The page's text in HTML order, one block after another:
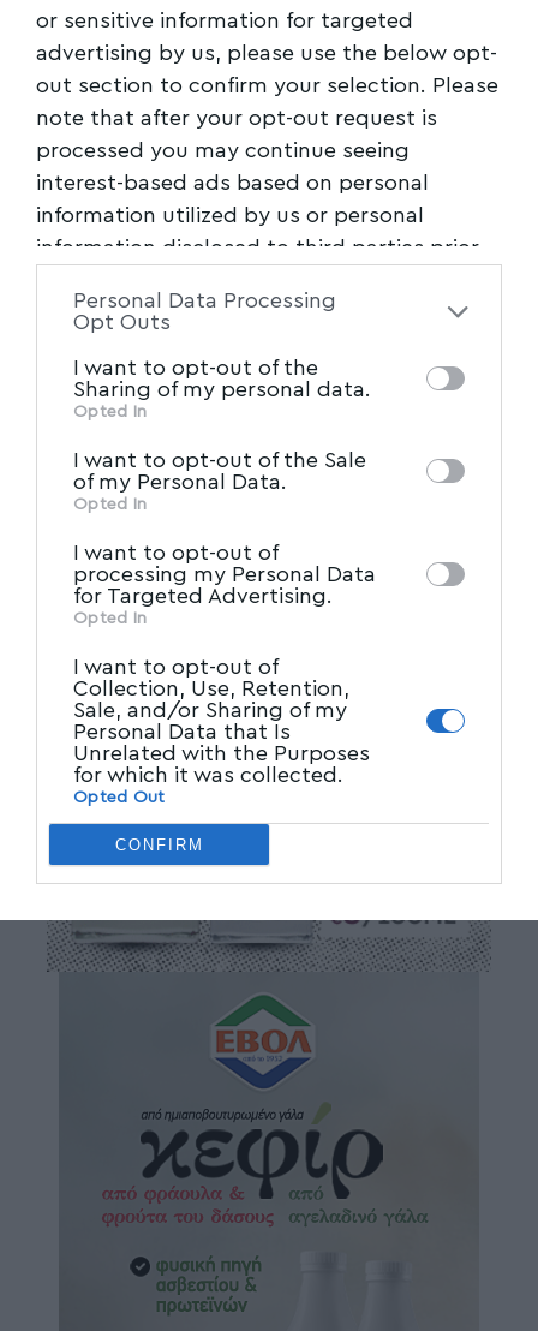
or sensitive information for targeted
advertising by us, please use the below opt-
out section to confirm your selection. Please
note that after your opt-out request is
processed you may continue seeing
interest-based ads based on personal
information utilized by us or personal
information disclosed to third parties prior
of the further disclosure of your personal
of downstream participants. This
information may also be disclosed by us to
Participantsthat may further disclose it to
other third parties.
Personal Data Processing
Opt Outs
I want to opt-out of the
Sharing of my personal data.
Opted In
I want to opt-out of the Sale
of my Personal Data.
Opted In
I want to opt-out of
processing my Personal Data
for Targeted Advertising.
Opted In
I want to opt-out of
Collection, Use, Retention,
Sale, and/or Sharing of my
Personal Data that Is
Unrelated with the Purposes
for which it was collected.
Opted Out
CONFIRM